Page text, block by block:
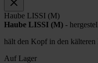
Haube LISSI (M)
Haube LISSI (M) -
hält den Kopf in den kälteren
Auf Lager